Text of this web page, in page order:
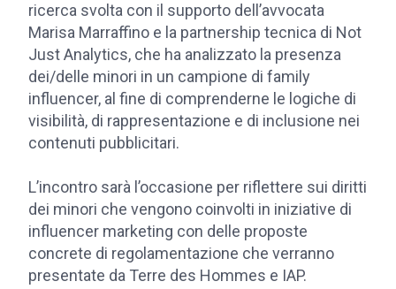
ricerca svolta con il supporto dell’avvocata
Marisa Marraffino e la partnership tecnica di Not
Just Analytics, che ha analizzato la presenza
dei/delle minori in un campione di family
influencer, al fine di comprenderne le logiche di
visibilità, di rappresentazione e di inclusione nei
contenuti pubblicitari.
L’incontro sarà l’occasione per riflettere sui diritti
dei minori che vengono coinvolti in iniziative di
influencer marketing con delle proposte
concrete di regolamentazione che verranno
presentate da Terre des Hommes e IAP.